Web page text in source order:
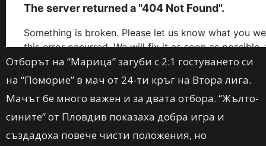
Отборът на “Марица” загуби с 2:1 гостуването си
на “Поморие” в мач от 24-ти кръг на Втора лига.
Мачът бе много важен и за двата отбора. “Жълто-
сините” от Пловдив показаха добра игра и
създадоха повече чисти положения, но